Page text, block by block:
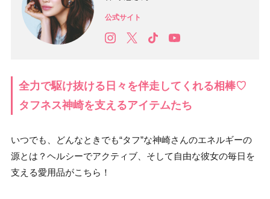
公式サイト
全力で駆け抜ける日々を伴走してくれる相棒♡
タフネス神崎を支えるアイテムたち
いつでも、どんなときでも“タフ”な神崎さんのエネルギーの
源とは？ヘルシーでアクティブ、そして自由な彼女の毎日を
支える愛用品がこちら！